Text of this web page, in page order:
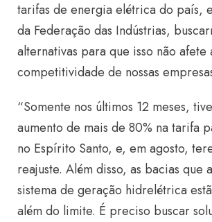
tarifas de energia elétrica do país,
da Federação das Indústrias,
alternativas para que isso não afete
competitividade de nossas
“Somente nos últimos 12 meses,
aumento de mais de 80% na tarifa
no Espírito Santo, e, em agosto,
reajuste. Além disso, as bacias que
sistema de geração hidrelétrica
além do limite. É preciso buscar